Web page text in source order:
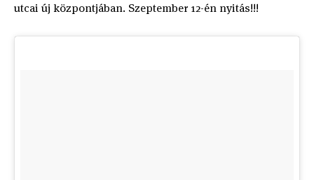
utcai új központjában. Szeptember 12-én nyitás!!!